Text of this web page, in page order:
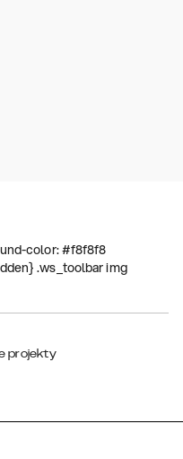
color: #f8f8f8
.ws_toolbar img
projekty